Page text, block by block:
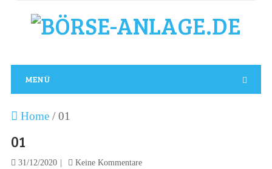
MENÜ
Home/ 01
01
31/12/2020 Keine Kommentare